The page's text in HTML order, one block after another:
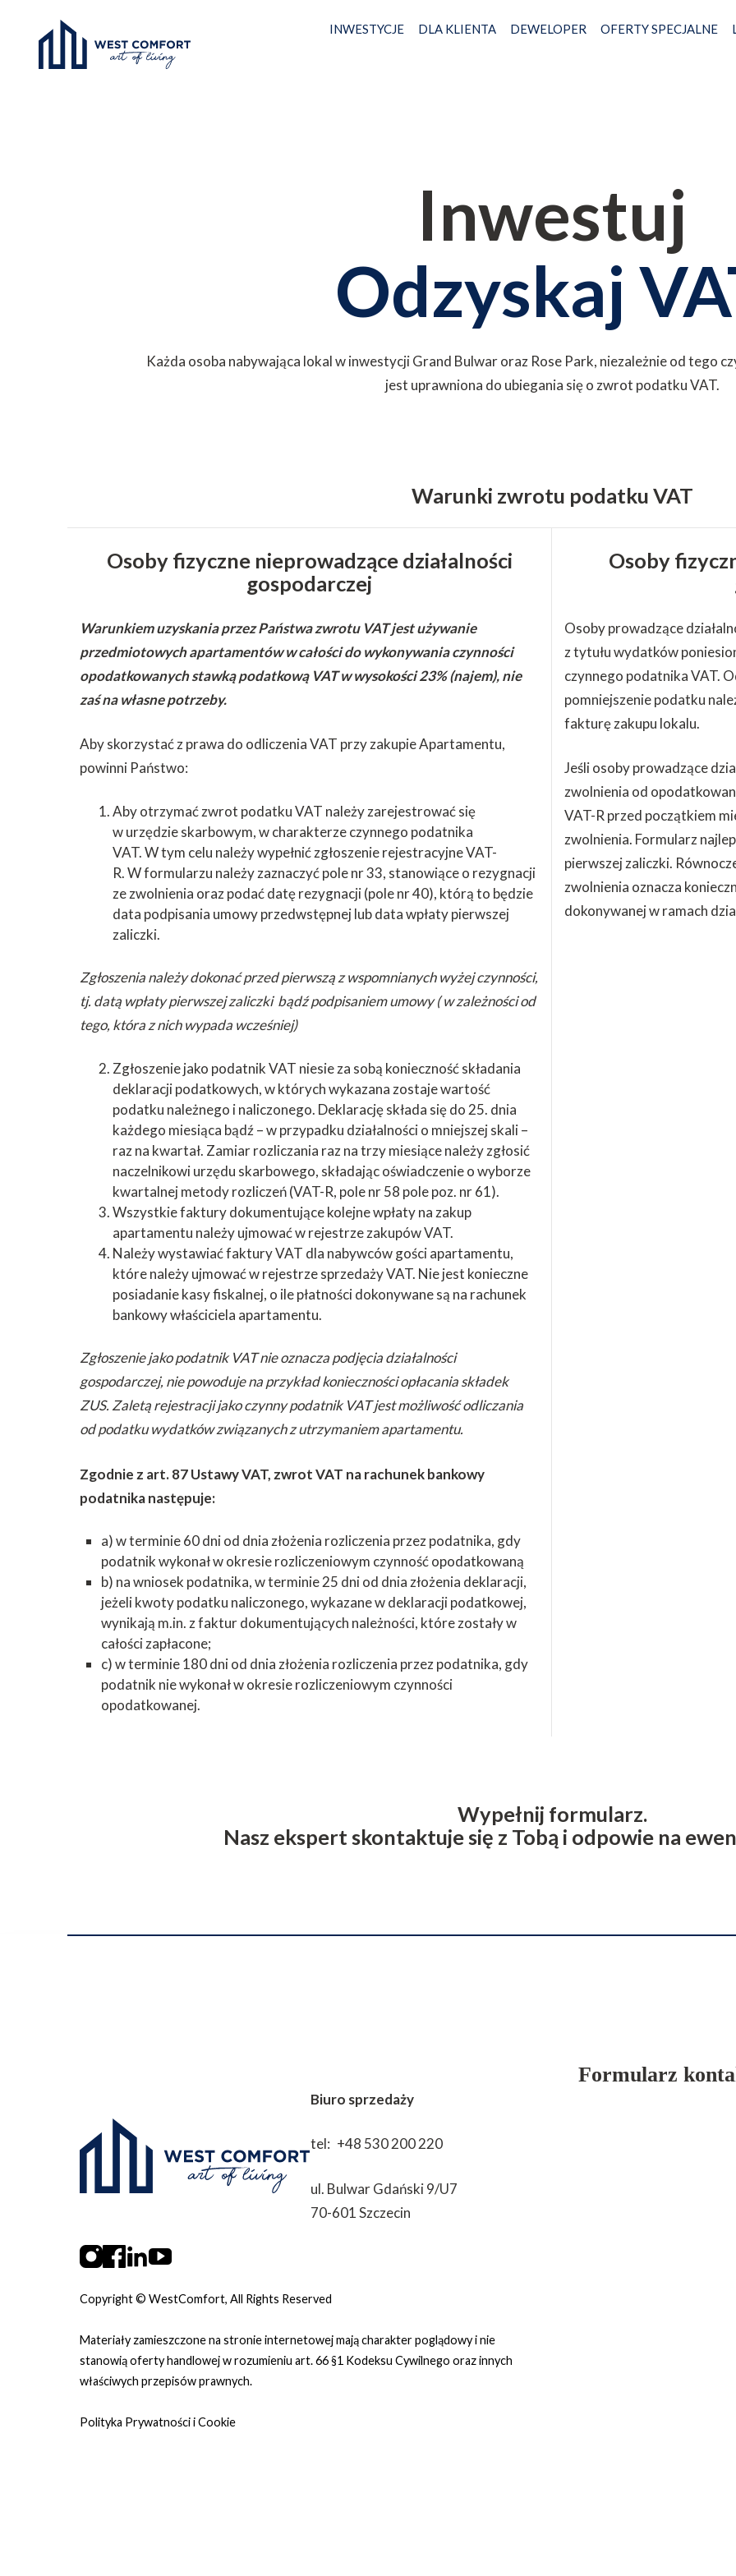
INWESTYCJE DLA KLIENTA DEWELOPER OFERTY SPECJALNE
Inwestuj
Odzyskaj
Każda osoba nabywająca lokal w inwestycji Grand Bulwar oraz Rose Park, niezależnie od tego
jest uprawniona do ubiegania się o zwrot podatku VAT.
Warunki zwrotu podatku VAT
Osoby fizyczne nieprowadzące działalności
gospodarczej
Warunkiem uzyskania przez Państwa zwrotu VAT jest używanie
przedmiotowych apartamentów w całości do wykonywania czynności
opodatkowanych stawką podatkową VAT w wysokości 23% (najem), nie
zaś na własne potrzeby.
Aby skorzystać z prawa do odliczenia VAT przy zakupie Apartamentu,
powinni Państwo:
Aby otrzymać zwrot podatku VAT należy zarejestrować się
w urzędzie skarbowym, w charakterze czynnego podatnika
VAT. W tym celu należy wypełnić zgłoszenie rejestracyjne VAT-
R. W formularzu należy zaznaczyć pole nr 33, stanowiące o rezygnacji
ze zwolnienia oraz podać datę rezygnacji (pole nr 40), którą to będzie
data podpisania umowy przedwstępnej lub data wpłaty pierwszej
zaliczki.
Zgłoszenia należy dokonać przed pierwszą z wspomnianych wyżej czynności,
tj. datą wpłaty pierwszej zaliczki bądź podpisaniem umowy ( w zależności od
tego, która z nich wypada wcześniej)
Zgłoszenie jako podatnik VAT niesie za sobą konieczność składania
deklaracji podatkowych, w których wykazana zostaje wartość
podatku należnego i naliczonego. Deklarację składa się do 25. dnia
każdego miesiąca bądź – w przypadku działalności o mniejszej skali –
raz na kwartał. Zamiar rozliczania raz na trzy miesiące należy zgłosić
naczelnikowi urzędu skarbowego, składając oświadczenie o wyborze
kwartalnej metody rozliczeń (VAT-R, pole nr 58 pole poz. nr 61).
Wszystkie faktury dokumentujące kolejne wpłaty na zakup
apartamentu należy ujmować w rejestrze zakupów VAT.
Należy wystawiać faktury VAT dla nabywców gości apartamentu,
które należy ujmować w rejestrze sprzedaży VAT. Nie jest konieczne
posiadanie kasy fiskalnej, o ile płatności dokonywane są na rachunek
bankowy właściciela apartamentu.
Zgłoszenie jako podatnik VAT nie oznacza podjęcia działalności
gospodarczej, nie powoduje na przykład konieczności opłacania składek
ZUS. Zaletą rejestracji jako czynny podatnik VAT jest możliwość odliczania
od podatku wydatków związanych z utrzymaniem apartamentu.
Zgodnie z art. 87 Ustawy VAT, zwrot VAT na rachunek bankowy
podatnika następuje:
a) w terminie 60 dni od dnia złożenia rozliczenia przez podatnika, gdy
podatnik wykonał w okresie rozliczeniowym czynność opodatkowaną
b) na wniosek podatnika, w terminie 25 dni od dnia złożenia deklaracji,
jeżeli kwoty podatku naliczonego, wykazane w deklaracji podatkowej,
wynikają m.in. z faktur dokumentujących należności, które zostały w
całości zapłacone;
c) w terminie 180 dni od dnia złożenia rozliczenia przez podatnika, gdy
podatnik nie wykonał w okresie rozliczeniowym czynności
opodatkowanej.
Osoby
Osoby prowadzące
z tytułu wydatków
czynnego podatnika VAT.
pomniejszenie podatku
fakturę zakupu lokalu.
Jeśli osoby prowadzące
zwolnienia od
VAT-R przed początkiem
zwolnienia. Formularz
pierwszej zaliczki.
zwolnienia oznacza
dokonywanej w ramach
Wypełnij formularz.
Nasz ekspert skontaktuje się z Tobą i odpowie na
Biuro sprzedaży
tel: +48 530 200 220
ul. Bulwar Gdański 9/U7
70-601 Szczecin
Copyright © WestComfort, All Rights Reserved
Materiały zamieszczone na stronie internetowej mają charakter poglądowy i nie
stanowią oferty handlowej w rozumieniu art. 66 §1 Kodeksu Cywilnego oraz innych
właściwych przepisów prawnych.
Polityka Prywatności i Cookie
Formularz